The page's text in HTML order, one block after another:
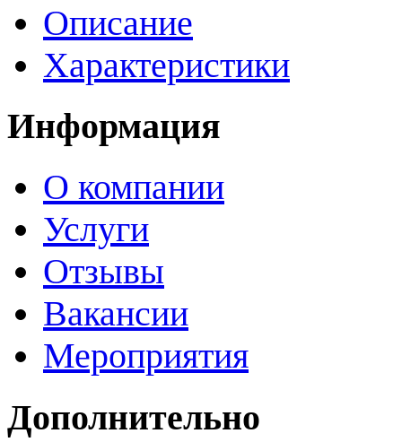
Описание
Характеристики
Информация
О компании
Услуги
Отзывы
Вакансии
Мероприятия
Дополнительно